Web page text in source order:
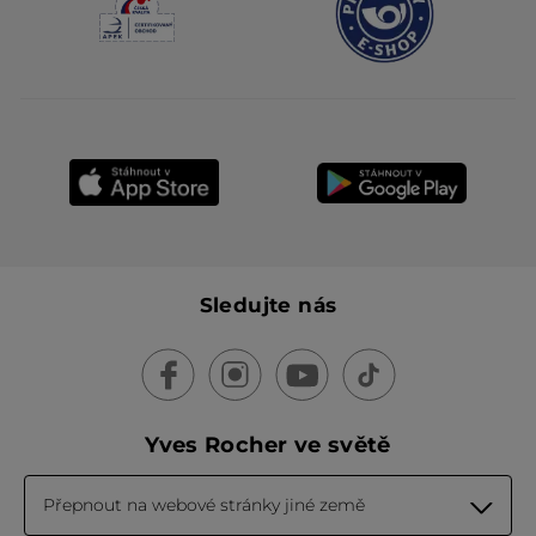
Sledujte nás
Yves Rocher ve světě
Přepnout na webové stránky jiné země